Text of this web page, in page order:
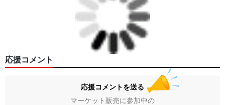
応援コメント
応援コメントを送る
マーケット販売に参加中の